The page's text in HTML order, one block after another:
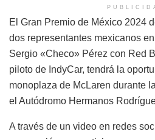
El Gran Premio de México 2024
dos representantes mexicanos
Sergio «Checo» Pérez con Red
piloto de IndyCar, tendrá la
monoplaza de McLaren durante
el Autódromo Hermanos
A través de un video en redes